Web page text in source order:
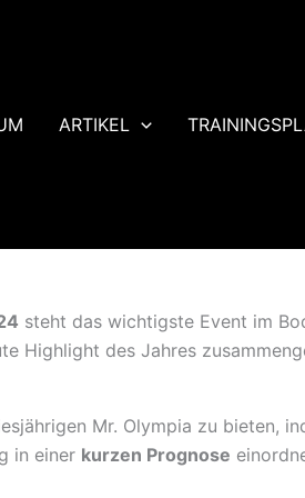
ARTIKEL
steht das wichtigste Event im
Highlight des Jahres
Mr. Olympia zu bieten,
in einer kurzen Prognose